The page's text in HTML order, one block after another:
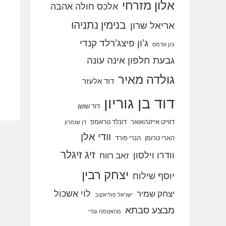
אלון מזרחי אלכס חולה אהבה
אריאל שרון בנימין נתניהו
ג'ון אדמס ג'ון פיצג'רלד קנדי
גבעת חלפון אינה עונה
גולדה מאיר דוד אלעזר
דוד בן גוריון דוד שושן
דווייט אייזנהאואר דונלד טראמפ דן שומרון
הארי טרומן הנרי פורד וודי אלן
וודרו וילסון זאב רווח זיג זיגלר
יוסף שילוח יצחק רבין
יצחק שמיר ישראל פוליאקוב לוי אשכול
מבצע סבתא מהאטמה גנדי